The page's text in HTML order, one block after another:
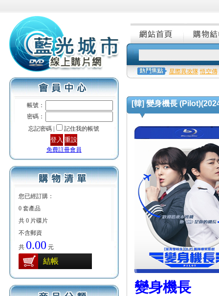
帳號：
密碼：
忘記密碼 |
記住我的帳號
免費註冊會員
您已經訂購：
0 套產品
共 0 片碟片
不含郵資
共 0.00 元
結帳
星際異攻隊 悟空傳
[韓] 變身機長
變身機長